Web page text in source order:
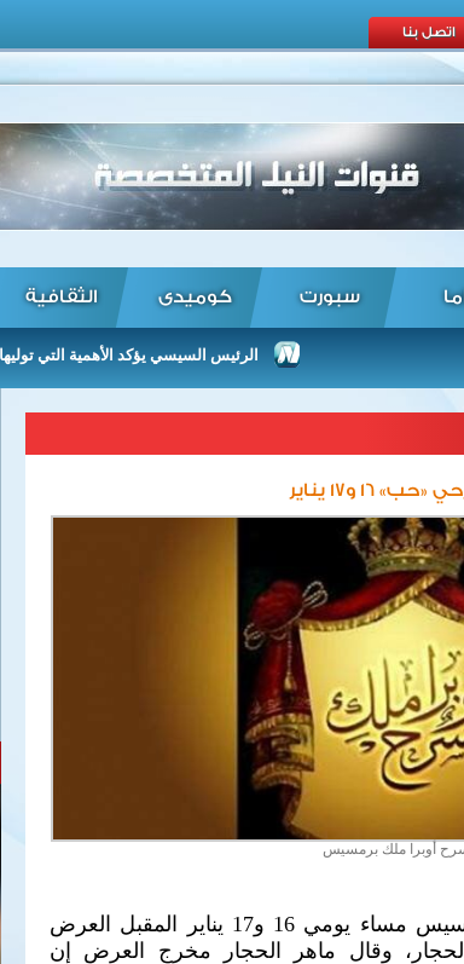
اتصل بنا
سبورت كوميدى الثقافية
الرئيس السيسي يؤكد الأهمية التي توليها مصر
و17 يناير
أوبرا ملك برمسيس
يستضيف مسرح أوبرا ملك برمسيس مساء يومي 16 و17 يناير المقبل العرض
وقال ماهر الحجار مخرج العرض إن